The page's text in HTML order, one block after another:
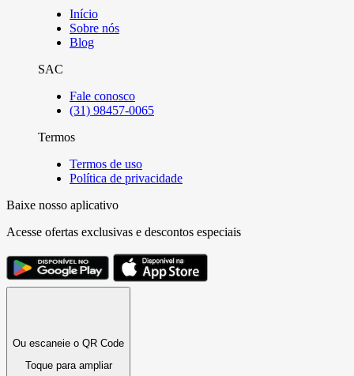
Início
Sobre nós
Blog
SAC
Fale conosco
(31) 98457-0065
Termos
Termos de uso
Política de privacidade
Baixe nosso aplicativo
Acesse ofertas exclusivas e descontos especiais
Ou escaneie o QR Code
Toque para ampliar